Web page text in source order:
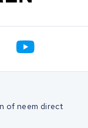
of neem direct